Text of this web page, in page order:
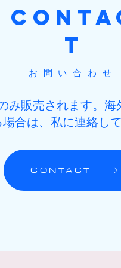
T
お問い合わせ
み販売されます。
合は、私に連絡して
CONTACT